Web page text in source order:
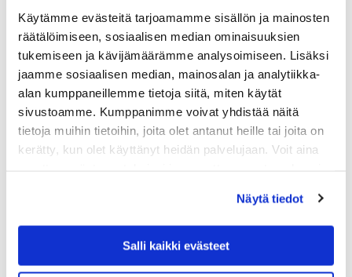
Käytämme evästeitä tarjoamamme sisällön ja mainosten
räätälöimiseen, sosiaalisen median ominaisuuksien
tukemiseen ja kävijämäärämme analysoimiseen. Lisäksi
jaamme sosiaalisen median, mainosalan ja analytiikka-
alan kumppaneillemme tietoja siitä, miten käytät
sivustoamme. Kumppanimme voivat yhdistää näitä
tietoja muihin tietoihin, joita olet antanut heille tai joita on
kerätty, kun olet käyttänyt heidän palvelujaan. Voit aina
Näytä tiedot
Salli kaikki evästeet